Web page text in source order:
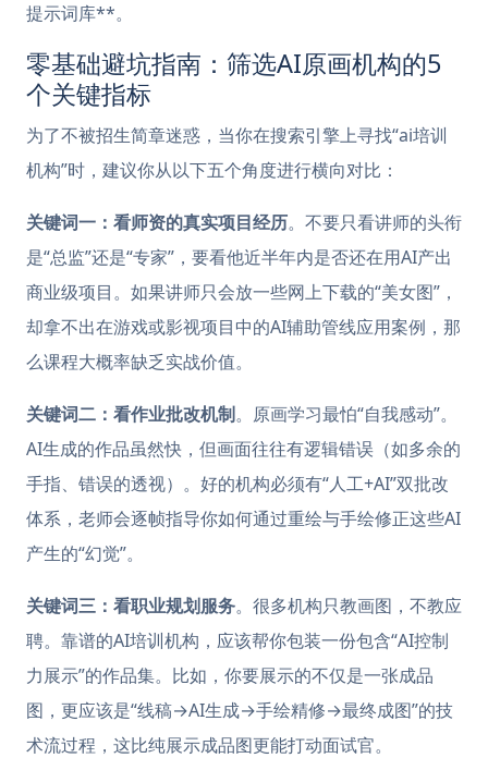
提示词库**。
零基础避坑指南：筛选AI原画机构的5
个关键指标
为了不被招生简章迷惑，当你在搜索引擎上寻找“ai培训
机构”时，建议你从以下五个角度进行横向对比：
关键词一：看师资的真实项目经历。不要只看讲师的头衔
是“总监”还是“专家”，要看他近半年内是否还在用AI产出
商业级项目。如果讲师只会放一些网上下载的“美女图”，
却拿不出在游戏或影视项目中的AI辅助管线应用案例，那
么课程大概率缺乏实战价值。
关键词二：看作业批改机制。原画学习最怕“自我感动”。
AI生成的作品虽然快，但画面往往有逻辑错误（如多余的
手指、错误的透视）。好的机构必须有“人工+AI”双批改
体系，老师会逐帧指导你如何通过重绘与手绘修正这些AI
产生的“幻觉”。
关键词三：看职业规划服务。很多机构只教画图，不教应
聘。靠谱的AI培训机构，应该帮你包装一份包含“AI控制
力展示”的作品集。比如，你要展示的不仅是一张成品
图，更应该是“线稿→AI生成→手绘精修→最终成图”的技
术流过程，这比纯展示成品图更能打动面试官。